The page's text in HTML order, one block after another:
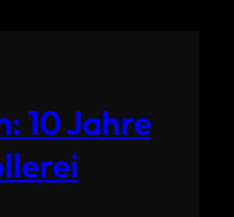
10 Jahre